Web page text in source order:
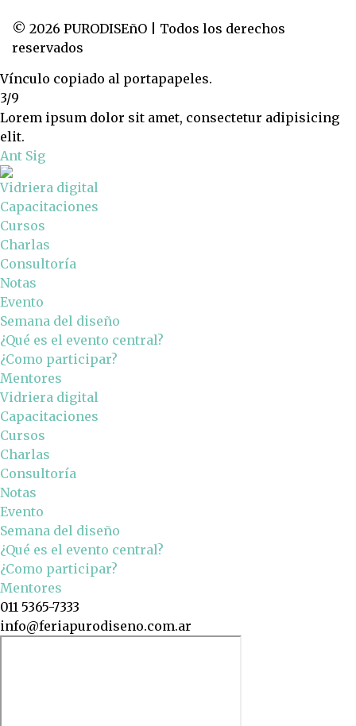
© 2026 PURODISEñO | Todos los derechos
reservados
Vínculo copiado al portapapeles.
3/9
Lorem ipsum dolor sit amet, consectetur adipisicing
elit.
Ant Sig
Vidriera digital
Capacitaciones
Cursos
Charlas
Consultoría
Notas
Evento
Semana del diseño
¿Qué es el evento central?
¿Como participar?
Mentores
Vidriera digital
Capacitaciones
Cursos
Charlas
Consultoría
Notas
Evento
Semana del diseño
¿Qué es el evento central?
¿Como participar?
Mentores
011 5365-7333
info@feriapurodiseno.com.ar